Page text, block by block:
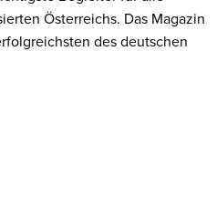
Österreichs. Das Magazin
des deutschen